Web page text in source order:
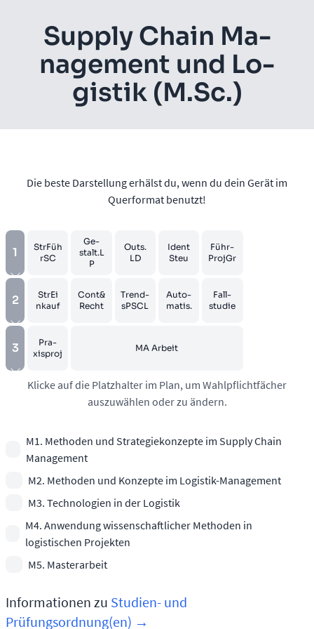
Sup­ply Chain Ma­
nage­ment und Lo­
gis­tik (M.Sc.)
Die beste Darstellung erhälst du, wenn du dein Gerät im
Querformat benutzt!
1
StrFüh
r­SC
Ge­
stalt.L
P
Outs.
LD
Ident
S­teu
Führ­
Pro­j­Gr
2
StrEi
n­kauf
Cont&
Recht
Trend­
sPSCL
Au­to­
ma­tis.
Fall­
stu­die
3
Pra­
xisproj
MA Ar­beit
Klicke auf die Platzhalter im Plan, um Wahlpflichtfächer
auszuwählen oder zu ändern.
M1. Methoden und Strategiekonzepte im Supply Chain
Management
M2. Methoden und Konzepte im Logistik-Management
M3. Technologien in der Logistik
M4. Anwendung wissenschaftlicher Methoden in
logistischen Projekten
M5. Masterarbeit
Informationen zu Studien- und
Prüfungsordnung(en) →